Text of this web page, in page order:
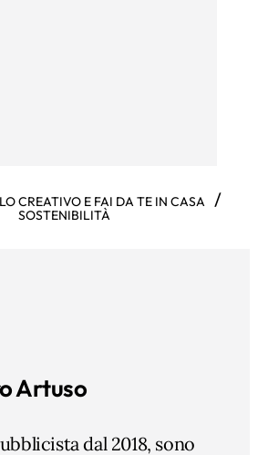
CREATIVO E FAI DA TE IN CASA /
SOSTENIBILITÀ
Artuso
dal 2018, sono